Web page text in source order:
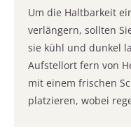
Um die Haltbarkeit
verlängern, sollten
sie kühl und dunkel
Aufstellort fern von
mit einem frischen
platzieren, wobei